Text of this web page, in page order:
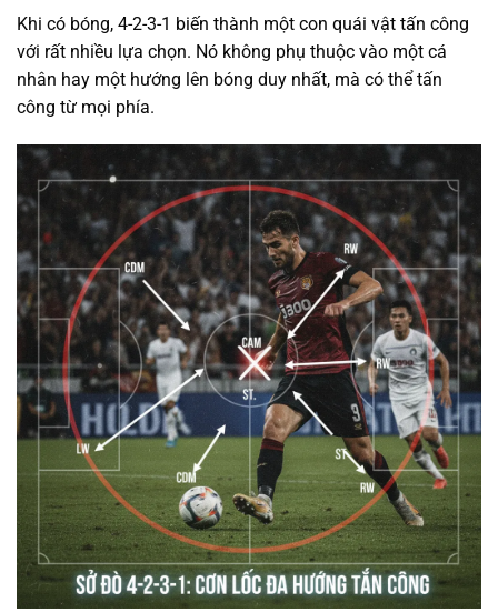
Khi có bóng, 4-2-3-1 biến thành một con quái vật tấn công
với rất nhiều lựa chọn. Nó không phụ thuộc vào một cá
nhân hay một hướng lên bóng duy nhất, mà có thể tấn
công từ mọi phía.